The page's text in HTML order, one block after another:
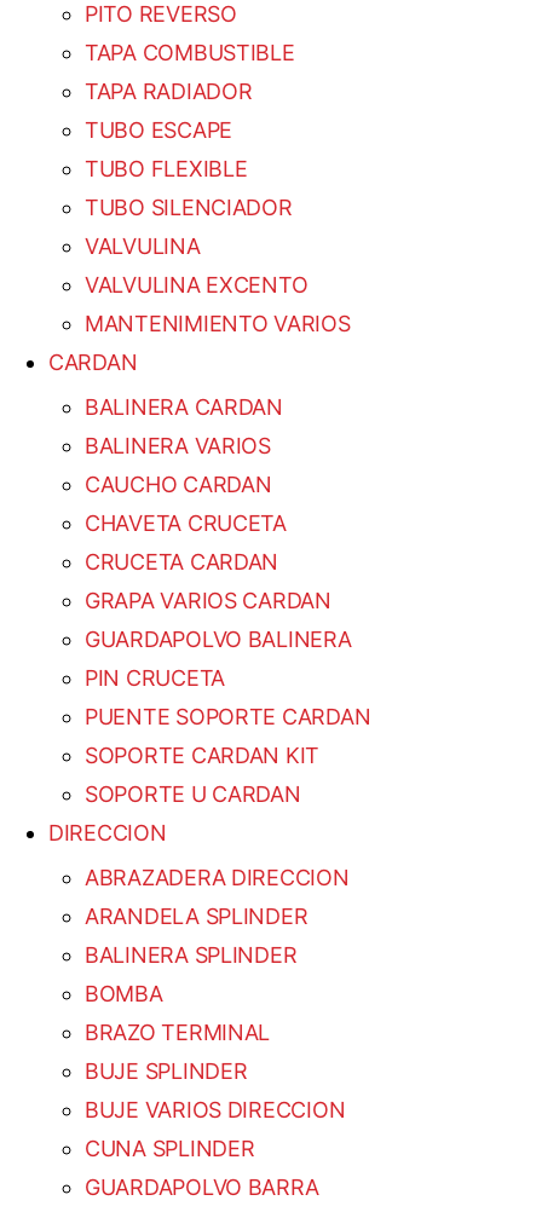
PITO REVERSO
TAPA COMBUSTIBLE
TAPA RADIADOR
TUBO ESCAPE
TUBO FLEXIBLE
TUBO SILENCIADOR
VALVULINA
VALVULINA EXCENTO
MANTENIMIENTO VARIOS
CARDAN
BALINERA CARDAN
BALINERA VARIOS
CAUCHO CARDAN
CHAVETA CRUCETA
CRUCETA CARDAN
GRAPA VARIOS CARDAN
GUARDAPOLVO BALINERA
PIN CRUCETA
PUENTE SOPORTE CARDAN
SOPORTE CARDAN KIT
SOPORTE U CARDAN
DIRECCION
ABRAZADERA DIRECCION
ARANDELA SPLINDER
BALINERA SPLINDER
BOMBA
BRAZO TERMINAL
BUJE SPLINDER
BUJE VARIOS DIRECCION
CUNA SPLINDER
GUARDAPOLVO BARRA